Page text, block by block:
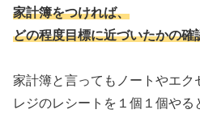
家計簿をつければ、
どの程度目標に近づいたかの確
家計簿と言ってもノートやエク
レジのレシートを１個１個やる